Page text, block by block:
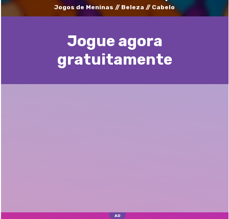
Jogos de Meninas Beleza Cabelo
Jogue agora
gratuitamente